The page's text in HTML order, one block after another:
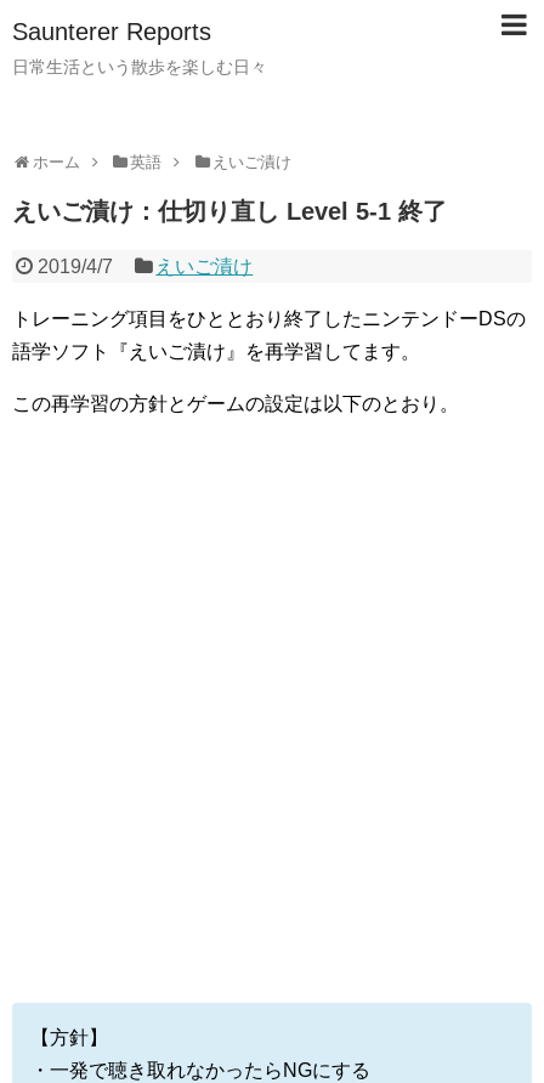
Saunterer Reports
日常生活という散歩を楽しむ日々
ホーム 英語 えいご漬け
えいご漬け：仕切り直し Level 5-1 終了
2019/4/7 えいご漬け
トレーニング項目をひととおり終了したニンテンドーDSの
語学ソフト『えいご漬け』を再学習してます。
この再学習の方針とゲームの設定は以下のとおり。
【方針】
・一発で聴き取れなかったらNGにする